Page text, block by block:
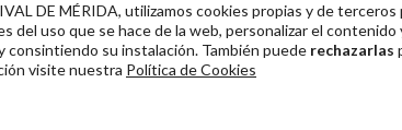
DE MÉRIDA, utilizamos cookies propias y de
del uso que se hace de la web, personalizar el
consintiendo su instalación. También puede rechazarlas
visite nuestra Política de Cookies